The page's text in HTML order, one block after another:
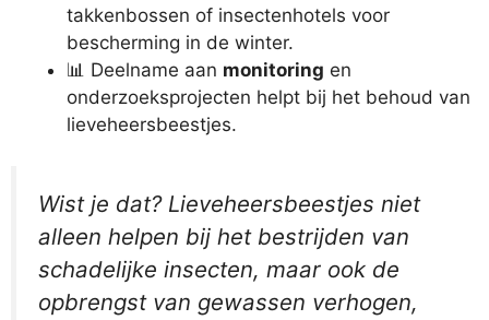
takkenbossen of insectenhotels voor
bescherming in de winter.
📊 Deelname aan monitoring en
onderzoeksprojecten helpt bij het behoud van
lieveheersbeestjes.
Wist je dat? Lieveheersbeestjes niet
alleen helpen bij het bestrijden van
schadelijke insecten, maar ook de
opbrengst van gewassen verhogen,